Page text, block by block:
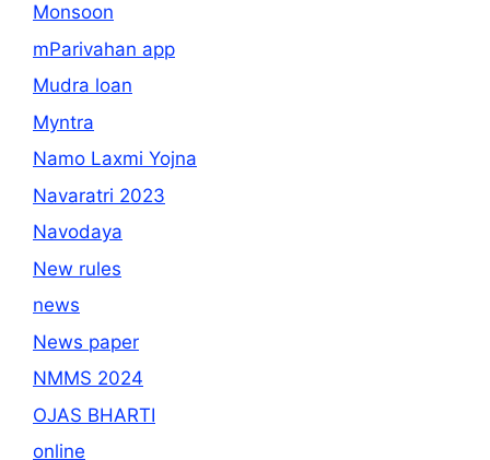
Monsoon
mParivahan app
Mudra loan
Myntra
Namo Laxmi Yojna
Navaratri 2023
Navodaya
New rules
news
News paper
NMMS 2024
OJAS BHARTI
online